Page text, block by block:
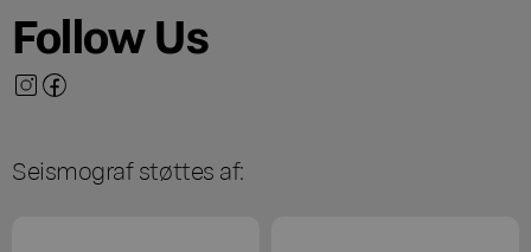
Follow Us
Seismograf støttes af: